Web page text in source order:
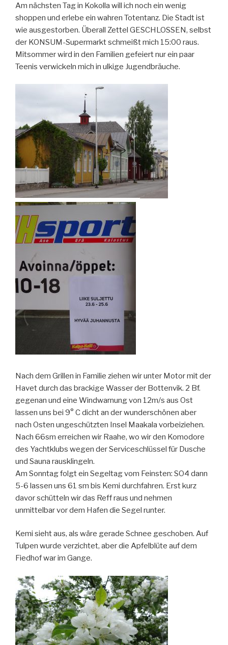
Am nächsten Tag in Kokolla will ich noch ein wenig
shoppen und erlebe ein wahren Totentanz. Die Stadt ist
wie ausgestorben. Überall Zettel GESCHLOSSEN, selbst
der KONSUM-Supermarkt schmeißt mich 15:00 raus.
Mitsommer wird in den Familien gefeiert nur ein paar
Teenis verwickeln mich in ulkige Jugendbrăuche.
Nach dem Grillen in Familie ziehen wir unter Motor mit der
Havet durch das brackige Wasser der Bottenvik. 2 Bf.
gegenan und eine Windwarnung von 12m/s aus Ost
lassen uns bei 9° C dicht an der wunderschönen aber
nach Osten ungeschützten Insel Maakala vorbeiziehen.
Nach 66sm erreichen wir Raahe, wo wir den Komodore
des Yachtklubs wegen der Serviceschlüssel für Dusche
und Sauna rausklingeln.
Am Sonntag folgt ein Segeltag vom Feinsten: SO4 dann
5-6 lassen uns 61 sm bis Kemi durchfahren. Erst kurz
davor schütteln wir das Reff raus und nehmen
unmittelbar vor dem Hafen die Segel runter.
Kemi sieht aus, als wäre gerade Schnee geschoben. Auf
Tulpen wurde verzichtet, aber die Apfelblüte auf dem
Fiedhof war im Gange.